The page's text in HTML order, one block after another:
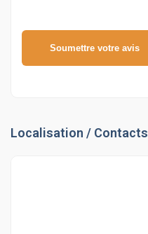
Soumettre votre avis
Localisation / Contacts